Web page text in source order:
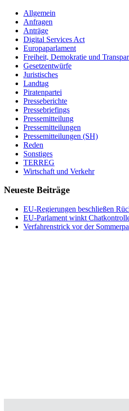
Allgemein
Anfragen
Anträge
Digital Services Act
Europaparlament
Freiheit, Demokratie und
Gesetzentwürfe
Juristisches
Landtag
Piratenpartei
Presseberichte
Pressebriefings
Pressemitteilung
Pressemitteilungen
Pressemitteilungen (SH)
Reden
Sonstiges
TERREG
Wirtschaft und Verkehr
Neueste Beiträge
EU-Regierungen beschließen
EU-Parlament winkt
Verfahrenstrick vor der